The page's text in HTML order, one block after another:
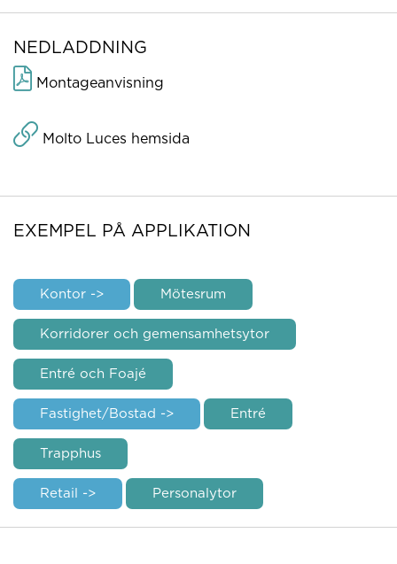
NEDLADDNING
Montageanvisning
Molto Luces hemsida
EXEMPEL PÅ APPLIKATION
Kontor -> Mötesrum
Korridorer och gemensamhetsytor
Entré och Foajé
Fastighet/Bostad -> Entré
Trapphus
Retail -> Personalytor